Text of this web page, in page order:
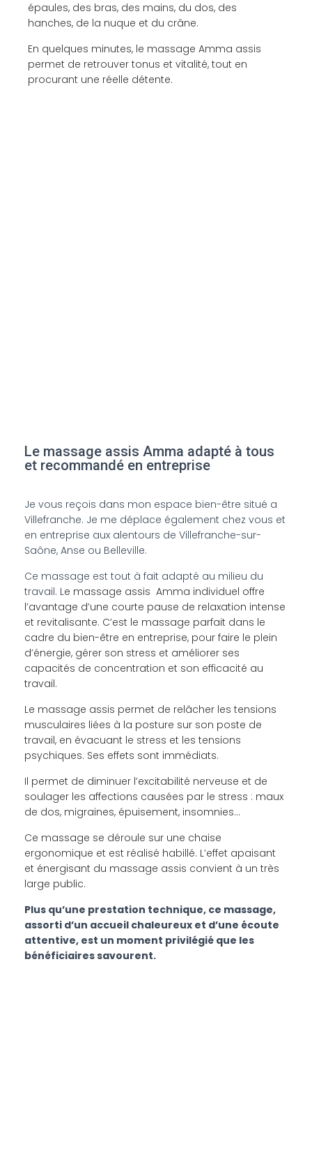
épaules, des bras, des mains, du dos, des
hanches, de la nuque et du crâne.
En quelques minutes, le massage Amma assis
permet de retrouver tonus et vitalité, tout en
procurant une réelle détente.
Le massage assis Amma adapté à tous
et recommandé en entreprise
Je vous reçois dans mon espace bien-être situé a
Villefranche. Je me déplace également chez vous et
en entreprise aux alentours de Villefranche-sur-
Saône, Anse ou Belleville.
Ce massage est tout à fait adapté au milieu du
travail. Le massage assis Amma individuel offre
l’avantage d’une courte pause de relaxation intense
et revitalisante. C’est le massage parfait dans le
cadre du bien-être en entreprise, pour faire le plein
d’énergie, gérer son stress et améliorer ses
capacités de concentration et son efficacité au
travail.
Le massage assis permet de relâcher les tensions
musculaires liées à la posture sur son poste de
travail, en évacuant le stress et les tensions
psychiques. Ses effets sont immédiats.
Il permet de diminuer l’excitabilité nerveuse et de
soulager les affections causées par le stress : maux
de dos, migraines, épuisement, insomnies…
Ce massage se déroule sur une chaise
ergonomique et est réalisé habillé. L’effet apaisant
et énergisant du massage assis convient à un très
large public.
Plus qu’une prestation technique, ce massage,
assorti d’un accueil chaleureux et d’une écoute
attentive, est un moment privilégié que les
bénéficiaires savourent.